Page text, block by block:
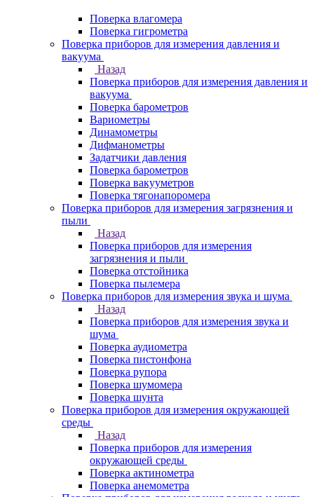
Поверка влагомера
Поверка гигрометра
Поверка приборов для измерения давления и
вакуума
Назад
Поверка приборов для измерения давления и
вакуума
Поверка барометров
Вариометры
Динамометры
Дифманометры
Задатчики давления
Поверка барометров
Поверка вакууметров
Поверка тягонапоромера
Поверка приборов для измерения загрязнения и
пыли
Назад
Поверка приборов для измерения
загрязнения и пыли
Поверка отстойника
Поверка пылемера
Поверка приборов для измерения звука и шума
Назад
Поверка приборов для измерения звука и
шума
Поверка аудиометра
Поверка пистонфона
Поверка рупора
Поверка шумомера
Поверка шунта
Поверка приборов для измерения окружающей
среды
Назад
Поверка приборов для измерения
окружающей среды
Поверка актинометра
Поверка анемометра